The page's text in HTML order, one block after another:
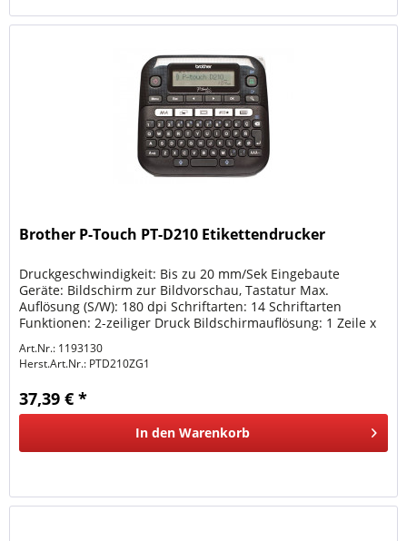
Brother P-Touch PT-D210 Etikettendrucker
Druckgeschwindigkeit: Bis zu 20 mm/Sek Eingebaute
Geräte: Bildschirm zur Bildvorschau, Tastatur Max.
Auflösung (S/W): 180 dpi Schriftarten: 14 Schriftarten
Funktionen: 2-zeiliger Druck Bildschirmauflösung: 1 Zeile x
Art.Nr.: 1193130
Herst.Art.Nr.: PTD210ZG1
37,39 € *
In den Warenkorb